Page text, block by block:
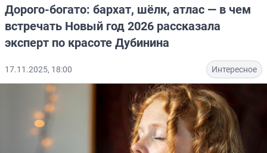
Дорого-богато: бархат, шёлк, атлас — в чем
встречать Новый год 2026 рассказала
эксперт по красоте Дубинина
17.11.2025, 18:00 Интересное